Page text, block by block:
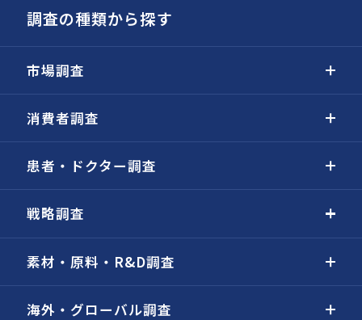
調査の種類から探す
市場調査
消費者調査
患者・ドクター調査
戦略調査
素材・原料・R&D調査
海外・グローバル調査